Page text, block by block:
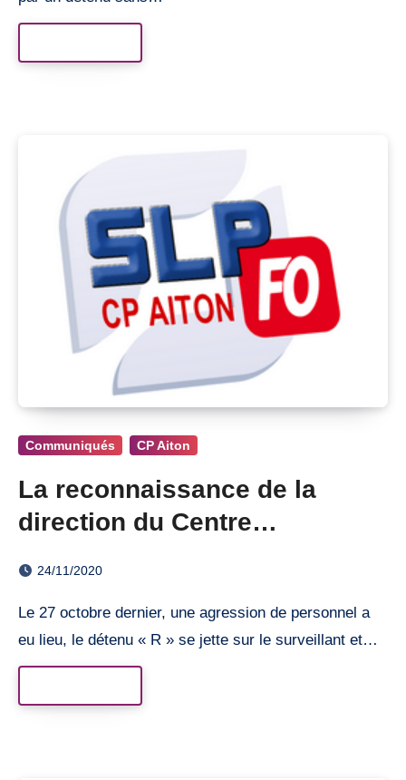
Communiqués CP Aiton
La reconnaissance de la
direction du Centre
24/11/2020
Le 27 octobre dernier, une agression de personnel a
eu lieu, le détenu « R » se jette sur le surveillant et…